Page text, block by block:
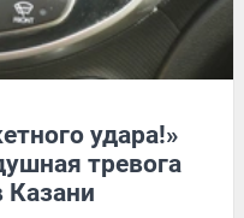
удара!»
тревога
Казани